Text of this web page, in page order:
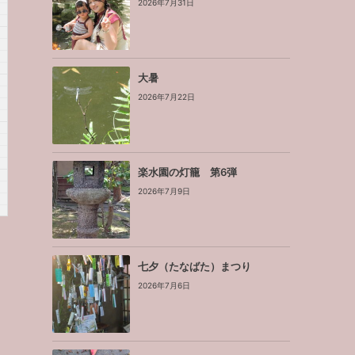
2026年7月31日
大暑
2026年7月22日
楽水園の灯籠 第6弾
2026年7月9日
七夕（たなばた）まつり
2026年7月6日